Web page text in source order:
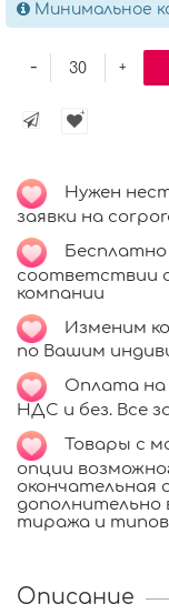
Минимальное
+
-
Нужен
заявки на
Бесплатно
соответствии
компании
Изменим
по Вашим
Оплата на
НДС и без. Все
Товары с
опции
дополнительно
тиража и типов
Описание